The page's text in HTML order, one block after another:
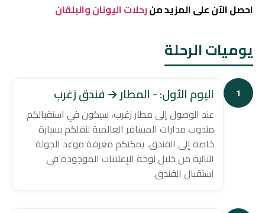
احصل الآن على المزيد منرحلات اليونان والبلقان
يوميات الرحلة
1 اليوم الأول: - المطار → فندق زغرب
عند الوصول إلى مطار زغرب، سيكون في استقبالكم
مندوب مدارات المسافر العالمية لنقلكم بسيارة
خاصة إلى الفندق. يمكنكم معرفة موعد الجولة
التالية من خلال لوحة الإعلانات الموجودة في
استقبال الفندق.